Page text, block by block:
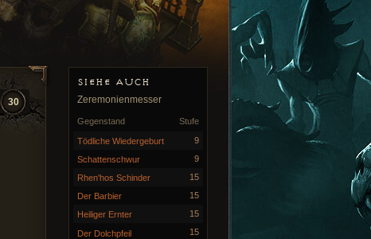
SIEHE AUCH
Zeremonienmesser
Stufe
Gegenstand
Tödliche Wiedergeburt 9
Schattenschwur 9
Rhen'hos Schinder 15
Der Barbier 15
Heiliger Ernter 15
Der Dolchpfeil 15
30